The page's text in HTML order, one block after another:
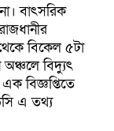
বাৎসরিক
বিকেল ৫টা
অঞ্চলে বিদ্যুৎ
বিজ্ঞপ্তিতে
এ তথ্য